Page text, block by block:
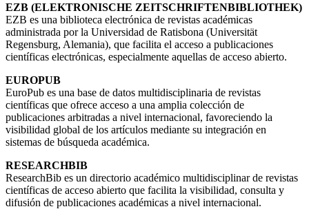
EZB (ELEKTRONISCHE ZEITSCHRIFTENBIBLIOTHEK)
EZB es una biblioteca electrónica de revistas académicas
administrada por la Universidad de Ratisbona (Universität
Regensburg, Alemania), que facilita el acceso a publicaciones
científicas electrónicas, especialmente aquellas de acceso abierto.
EUROPUB
EuroPub es una base de datos multidisciplinaria de revistas
científicas que ofrece acceso a una amplia colección de
publicaciones arbitradas a nivel internacional, favoreciendo la
visibilidad global de los artículos mediante su integración en
sistemas de búsqueda académica.
RESEARCHBIB
ResearchBib es un directorio académico multidisciplinar de revistas
científicas de acceso abierto que facilita la visibilidad, consulta y
difusión de publicaciones académicas a nivel internacional.